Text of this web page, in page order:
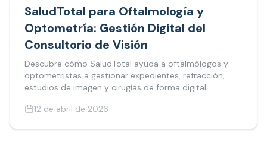
SaludTotal para Oftalmología y
Optometría: Gestión Digital del
Consultorio de Visión
Descubre cómo SaludTotal ayuda a oftalmólogos y
optometristas a gestionar expedientes, refracción,
estudios de imagen y cirugías de forma digital.
12 de abril de 2026